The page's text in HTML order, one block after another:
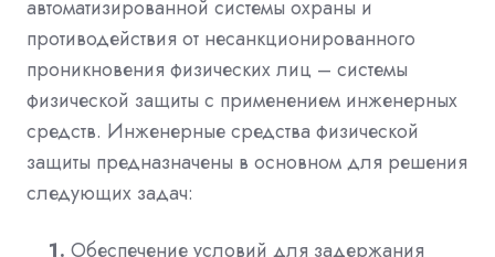
автоматизированной системы охраны и
противодействия от несанкционированного
проникновения физических лиц – системы
физической защиты с применением инженерных
средств. Инженерные средства физической
защиты предназначены в основном для решения
следующих задач:
Обеспечение условий для задержания